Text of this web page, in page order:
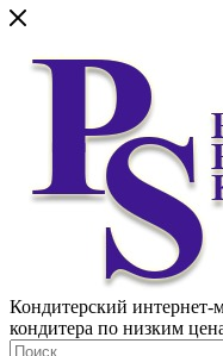
Кондитерский интернет-
кондитера по низким